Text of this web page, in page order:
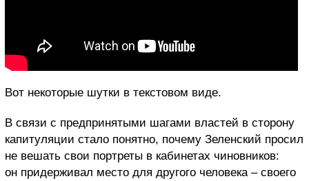
Вот некоторые шутки в текстовом виде.
В связи с предпринятыми шагами властей в сторону
капитуляции стало понятно, почему Зеленский просил
не вешать свои портреты в кабинетах чиновников:
он придерживал место для другого человека – своего